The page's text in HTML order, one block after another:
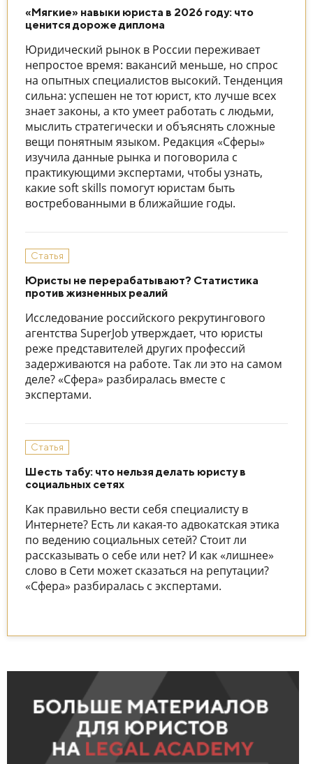
«Мягкие» навыки юриста в 2026 году: что
ценится дороже диплома
Юридический рынок в России переживает
непростое время: вакансий меньше, но спрос
на опытных специалистов высокий. Тенденция
сильна: успешен не тот юрист, кто лучше всех
знает законы, а кто умеет работать с людьми,
мыслить стратегически и объяснять сложные
вещи понятным языком. Редакция «Сферы»
изучила данные рынка и поговорила с
практикующими экспертами, чтобы узнать,
какие soft skills помогут юристам быть
востребованными в ближайшие годы.
Статья
Юристы не перерабатывают? Cтатистика
против жизненных реалий
Исследование российского рекрутингового
агентства SuperJob утверждает, что юристы
реже представителей других профессий
задерживаются на работе. Так ли это на самом
деле? «Сфера» разбиралась вместе с
экспертами.
Статья
Шесть табу: что нельзя делать юристу в
социальных сетях
Как правильно вести себя специалисту в
Интернете? Есть ли какая-то адвокатская этика
по ведению социальных сетей? Стоит ли
рассказывать о себе или нет? И как «лишнее»
слово в Сети может сказаться на репутации?
«Сфера» разбиралась с экспертами.